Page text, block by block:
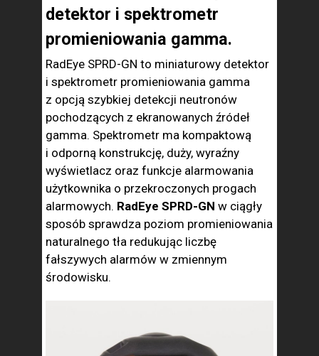
detektor i spektrometr
promieniowania gamma.
RadEye SPRD-GN to miniaturowy detektor
i spektrometr promieniowania gamma
z opcją szybkiej detekcji neutronów
pochodzących z ekranowanych źródeł
gamma. Spektrometr ma kompaktową
i odporną konstrukcję, duży, wyraźny
wyświetlacz oraz funkcje alarmowania
użytkownika o przekroczonych progach
alarmowych. RadEye SPRD-GN w ciągły
sposób sprawdza poziom promieniowania
naturalnego tła redukując liczbę
fałszywych alarmów w zmiennym
środowisku.